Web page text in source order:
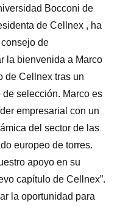
Bocconi de
de Cellnex , ha
de
la bienvenida a Marco
de Cellnex tras un
selección. Marco es
empresarial con un
del sector de las
europeo de torres.
apoyo en su
capítulo de Cellnex”.
la oportunidad para